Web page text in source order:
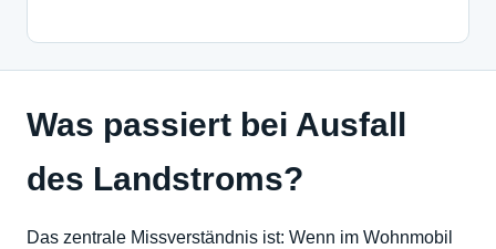
Was passiert bei Ausfall
des Landstroms?
Das zentrale Missverständnis ist: Wenn im Wohnmobil